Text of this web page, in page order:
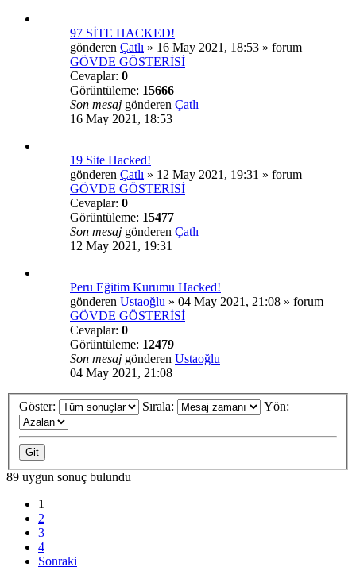
97 SİTE HACKED!
gönderen Çatlı » 16 May 2021, 18:53 » forum
GÖVDE GÖSTERİSİ
Cevaplar: 0
Görüntüleme: 15666
Son mesaj gönderen Çatlı
16 May 2021, 18:53
19 Site Hacked!
gönderen Çatlı » 12 May 2021, 19:31 » forum
GÖVDE GÖSTERİSİ
Cevaplar: 0
Görüntüleme: 15477
Son mesaj gönderen Çatlı
12 May 2021, 19:31
Peru Eğitim Kurumu Hacked!
gönderen Ustaoğlu » 04 May 2021, 21:08 » forum
GÖVDE GÖSTERİSİ
Cevaplar: 0
Görüntüleme: 12479
Son mesaj gönderen Ustaoğlu
04 May 2021, 21:08
Göster: Sırala: Yön:
89 uygun sonuç bulundu
1
2
3
4
Sonraki